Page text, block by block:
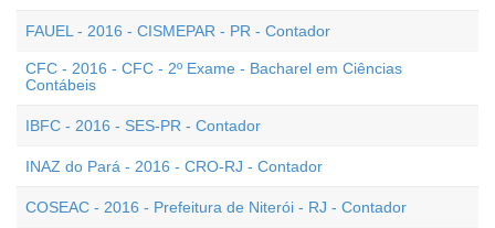
FAUEL - 2016 - CISMEPAR - PR - Contador
CFC - 2016 - CFC - 2º Exame - Bacharel em Ciências
Contábeis
IBFC - 2016 - SES-PR - Contador
INAZ do Pará - 2016 - CRO-RJ - Contador
COSEAC - 2016 - Prefeitura de Niterói - RJ - Contador